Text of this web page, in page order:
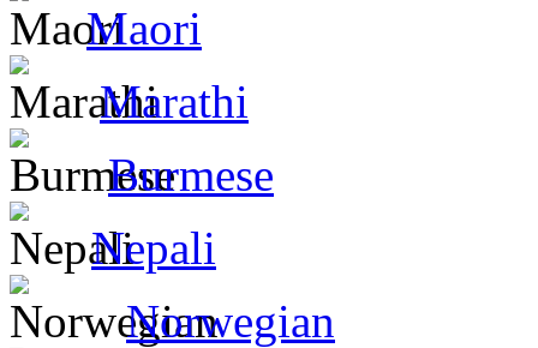
Maori
Marathi
Burmese
Nepali
Norwegian